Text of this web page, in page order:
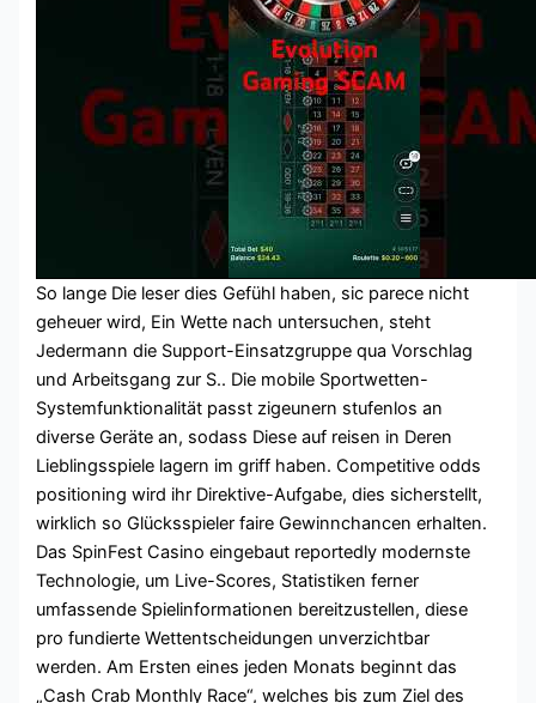
So lange Die leser dies Gefühl haben, sic parece nicht
geheuer wird, Ein Wette nach untersuchen, steht
Jedermann die Support-Einsatzgruppe qua Vorschlag
und Arbeitsgang zur S.. Die mobile Sportwetten-
Systemfunktionalität passt zigeunern stufenlos an
diverse Geräte an, sodass Diese auf reisen in Deren
Lieblingsspiele lagern im griff haben. Competitive odds
positioning wird ihr Direktive-Aufgabe, dies sicherstellt,
wirklich so Glücksspieler faire Gewinnchancen erhalten.
Das SpinFest Casino eingebaut reportedly modernste
Technologie, um Live-Scores, Statistiken ferner
umfassende Spielinformationen bereitzustellen, diese
pro fundierte Wettentscheidungen unverzichtbar
werden. Am Ersten eines jeden Monats beginnt das
„Cash Crab Monthly Race“, welches bis zum Ziel des